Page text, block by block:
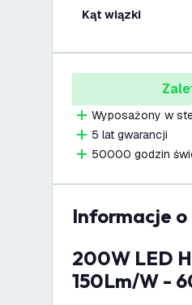
Kąt wiązki
Wyposażony w
5 lat gwarancji
50000 godzin
informacje
200W LED High Bay - Zasilacz Philips - 120° -
150Lm/W -